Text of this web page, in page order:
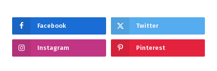
Facebook Twitter
Instagram Pinterest